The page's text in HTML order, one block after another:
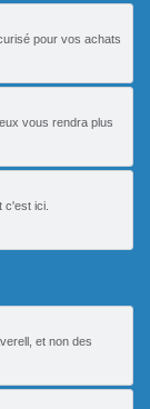
pour vos achats
vous rendra plus
c'est ici.
et non des